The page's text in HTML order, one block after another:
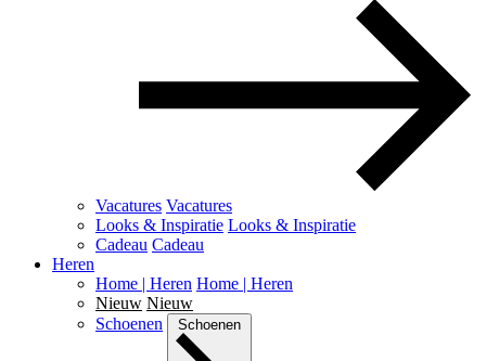
Vacatures Vacatures
Looks & Inspiratie Looks & Inspiratie
Cadeau Cadeau
Heren
Home | Heren Home | Heren
Nieuw Nieuw
Schoenen
Schoenen